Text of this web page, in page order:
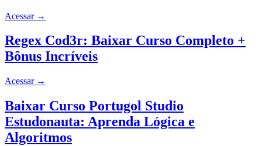
Acessar →
Regex Cod3r: Baixar Curso Completo +
Bônus Incríveis
Acessar →
Baixar Curso Portugol Studio
Estudonauta: Aprenda Lógica e
Algoritmos